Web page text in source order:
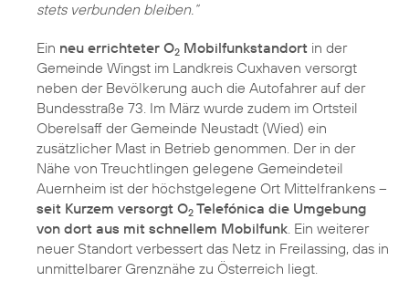
stets verbunden bleiben.“
Ein neu errichteter O2 Mobilfunkstandort in der
Gemeinde Wingst im Landkreis Cuxhaven versorgt
neben der Bevölkerung auch die Autofahrer auf der
Bundesstraße 73. Im März wurde zudem im Ortsteil
Oberelsaff der Gemeinde Neustadt (Wied) ein
zusätzlicher Mast in Betrieb genommen. Der in der
Nähe von Treuchtlingen gelegene Gemeindeteil
Auernheim ist der höchstgelegene Ort Mittelfrankens –
seit Kurzem versorgt O2 Telefónica die Umgebung
von dort aus mit schnellem Mobilfunk. Ein weiterer
neuer Standort verbessert das Netz in Freilassing, das in
unmittelbarer Grenznähe zu Österreich liegt.